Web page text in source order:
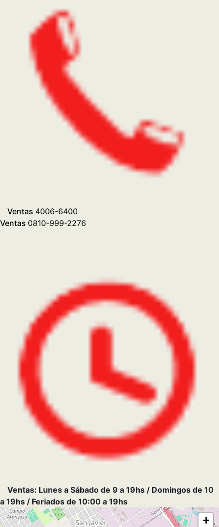
Ventas 4006-6400
Ventas 0810-999-2276
Ventas: Lunes a Sábado de 9 a 19hs / Domingos de 10
a 19hs / Feriados de 10:00 a 19hs
+